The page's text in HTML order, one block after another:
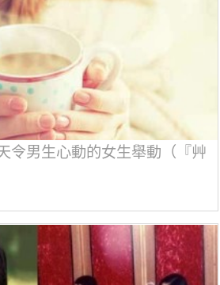
令男生心動的女生舉動（『艸